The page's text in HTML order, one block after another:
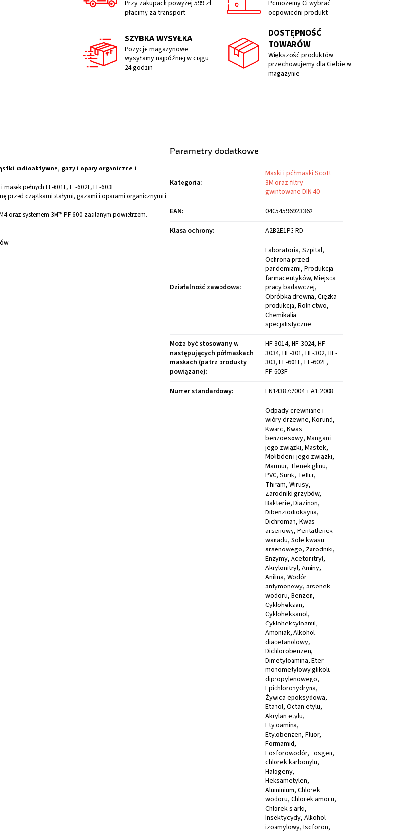
Przy zakupach powyżej 599 zł
płacimy za transport
Pomożemy Ci wybrać
odpowiedni produkt
SZYBKA WYSYŁKA
Pozycje magazynowe
wysyłamy najpóźniej w ciągu
24 godzin
DOSTĘPNOŚĆ
TOWARÓW
Większość produktów
przechowujemy dla Ciebie w
magazynie
radioaktywne, gazy i opary organiczne i
pełnych FF-601F, FF-602F, FF-603F
przed cząstkami stałymi, gazami i oparami organicznymi i
oraz systemem 3M™ PF-600 zasilanym powietrzem.
Parametry dodatkowe
Kategoria:
Maski i półmaski Scott
3M oraz filtry
gwintowane DIN 40
EAN:
04054596923362
Klasa ochrony: A2B2E1P3 RD
Działalność zawodowa:
Laboratoria, Szpital,
Ochrona przed
pandemiami, Produkcja
farmaceutyków, Miejsca
pracy badawczej,
Obróbka drewna, Ciężka
produkcja, Rolnictwo,
Chemikalia
specjalistyczne
Może być stosowany w
następujących półmaskach i
maskach (patrz produkty
powiązane):
HF-3014, HF-3024, HF-
3034, HF-301, HF-302, HF-
303, FF-601F, FF-602F,
FF-603F
Numer standardowy:
EN14387:2004 + A1:2008
Odpady drewniane i wióry drzewne, Korund, Kwarc, Kwas benzoesowy, Mangan i jego związki, Mastek, Molibden i jego związki, Marmur, Tlenek glinu, PVC, Surik, Tellur, Thiram, Wirusy, Zarodniki grzybów, Bakterie, Diazinon, Dibenziodioksyna, Dichroman, Kwas arsenowy, Pentatlenek wanadu, Sole kwasu arsenowego, Zarodniki, Enzymy, Acetonitryl, Akrylonitryl, Aminy, Anilina, Wodór antymonowy, arsenek wodoru, Benzen, Cykloheksan, Cykloheksanol, Cykloheksyloamil, Amoniak, Alkohol diacetanolowy, Dichlorobenzen, Dimetyloamina, Eter monometylowy glikolu dipropylenowego, Epichlorohydryna, Żywica epoksydowa, Etanol, Octan etylu, Akrylan etylu, Etyloamina, Etylobenzen, Fluor, Formamid, Fosforowodór, Fosgen, chlorek karbonylu, Halogeny, Heksametylen, Aluminium, Chlorek wodoru, Chlorek amonu, Chlorek siarki, Insektycydy, Alkohol izoamylowy, Isoforon, Izopropanol, Kejda, Kobalt i jego związki, Dym z miedzi, Szkło kwarcowe, Kumen, Cyjanamid, Kyanidy, Kwas adypinowy, Kwas akrylowy, Kwas aminobenzoesowy, Kwas azotowy, Kwas mrówkowy, Kwas octowy, Kwas nadtlenooctowy, Kwas propionowy, Kwas siarkowy, Kwas chlorowodorowy, Kwas szczawiowy, Ditlenek arsenu, Kleje zawierające rozpuszczalniki, Miedź (opary), Miedź (pył), Metoksyetanol Me-glikol, Akrylan metylu, Metyloamina, Metylocykloheksanol, Keton metylowo-etylowy, Keton metyloizobutylowy, Olej napędowy, N-Heptan, N-heksan, Naftalen, Octane, Tlenek magnezu, Dwutlenek siarki, Tlenek cynku, Paliwo (benzyna), Parathion, nafta, Polichlorowane bifenyle, Pirydyna, Sirouhlik, Siarkowodór, Związki baru, rozpuszczalne, Związki cyny, organiczne,